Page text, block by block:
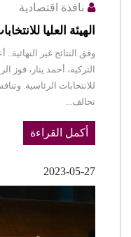
نافذة اقتصادية
الهيئة العليا
وفق النتائج غير النهائية..
التركية، أحمد ينار، فوز
للانتخابات الرئاسية.
تحالف...
أكمل القراءة
2023-05-27